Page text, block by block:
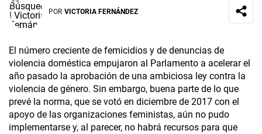
POR VICTORIA FERNÁNDEZ
El número creciente de femicidios y de denuncias de
violencia doméstica empujaron al Parlamento a acelerar el
año pasado la aprobación de una ambiciosa ley contra la
violencia de género. Sin embargo, buena parte de lo que
prevé la norma, que se votó en diciembre de 2017 con el
apoyo de las organizaciones feministas, aún no pudo
implementarse y, al parecer, no habrá recursos para que